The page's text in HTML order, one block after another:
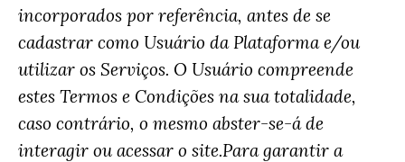
incorporados por referência, antes de se
cadastrar como Usuário da Plataforma e/ou
utilizar os Serviços. O Usuário compreende
estes Termos e Condições na sua totalidade,
caso contrário, o mesmo abster-se-á de
interagir ou acessar o site.Para garantir a